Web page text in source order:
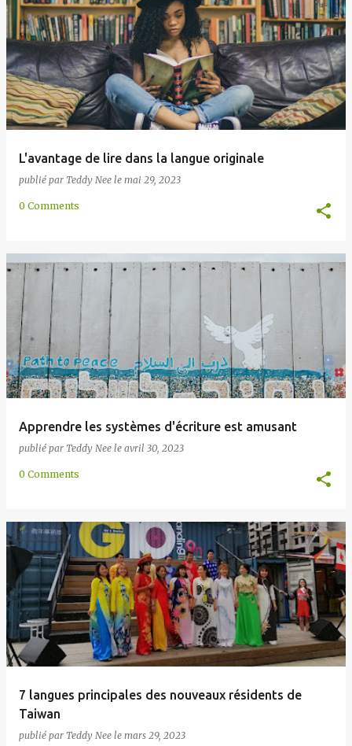
L'avantage de lire dans la langue originale
publié par Teddy Nee le mai 29, 2023
0 Comments
Apprendre les systèmes d'écriture est amusant
publié par Teddy Nee le avril 30, 2023
0 Comments
7 langues principales des nouveaux résidents de
Taiwan
publié par Teddy Nee le mars 29, 2023